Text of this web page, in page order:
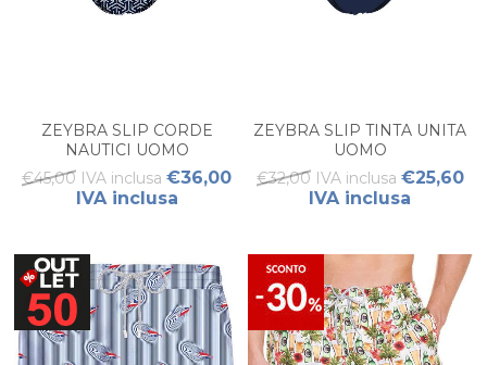
ZEYBRA SLIP CORDE
NAUTICI UOMO
€45,00 IVA inclusa €36,00
IVA inclusa
ZEYBRA SLIP TINTA UNITA
UOMO
€32,00 IVA inclusa €25,60
IVA inclusa